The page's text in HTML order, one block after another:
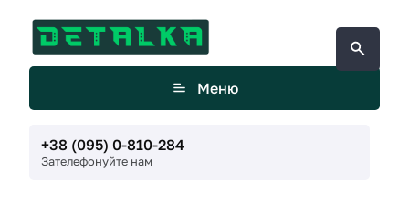
Меню
+38 (095) 0-810-284
Зателефонуйте нам